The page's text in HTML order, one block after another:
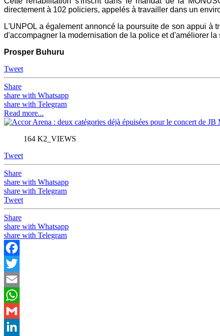
directement à 102 policiers, appelés à travailler dans un
L'UNPOL a également annoncé la poursuite de son appui à
d'accompagner la modernisation de la police et d'améliorer
Prosper Buhuru
Tweet
Share
share with Whatsapp
share with Telegram
Read more...
164 K2_VIEWS
Tweet
Share
share with Whatsapp
share with Telegram
Tweet
Share
share with Whatsapp
share with Telegram
Facebook
Twitter
Email
WhatsApp
Gmail